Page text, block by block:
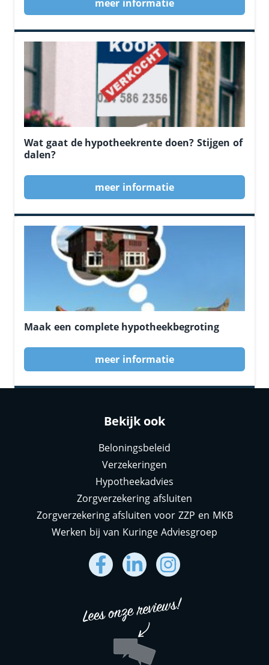
meer informatie
Wat gaat de hypotheekrente doen? Stijgen of
dalen?
meer informatie
Maak een complete hypotheekbegroting
meer informatie
Bekijk ook
Beloningsbeleid
Verzekeringen
Hypotheekadvies
Zorgverzekering afsluiten
Zorgverzekering afsluiten voor ZZP en MKB
Werken bij van Kuringe Adviesgroep